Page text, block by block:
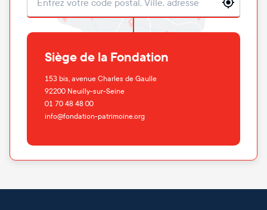
Siège de la Fondation
153 bis, avenue Charles de Gaulle
92200 Neuilly-sur-Seine
01 70 48 48 00
info@fondation-patrimoine.org